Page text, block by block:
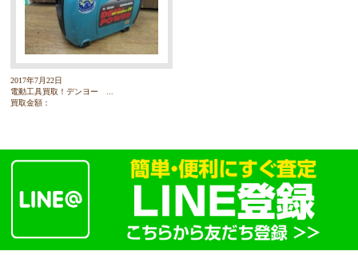
2017年7月22日
電動工具買取！デンヨー ...
買取金額：